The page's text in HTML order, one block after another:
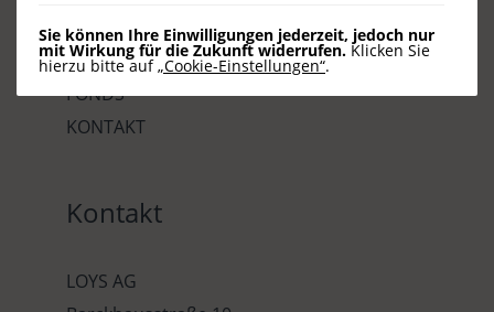
Sie können Ihre Einwilligungen jederzeit, jedoch nur
mit Wirkung für die Zukunft widerrufen. Klicken Sie
hierzu bitte auf„Cookie-Einstellungen“.
AKTUELLES
LOYS
FONDS
KONTAKT
Kontakt
LOYS AG